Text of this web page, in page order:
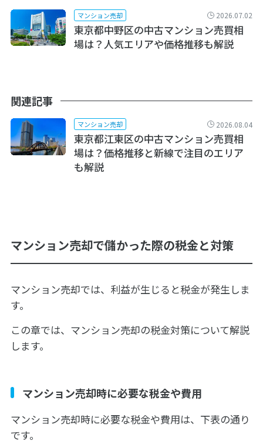
マンション売却 2026.07.02
東京都中野区の中古マンション売買相
場は？人気エリアや価格推移も解説
関連記事
マンション売却 2026.08.04
東京都江東区の中古マンション売買相
場は？価格推移と新線で注目のエリア
も解説
マンション売却で儲かった際の税金と対策
マンション売却では、利益が生じると税金が発生しま
す。
この章では、マンション売却の税金対策について解説
します。
マンション売却時に必要な税金や費用
マンション売却時に必要な税金や費用は、下表の通り
です。